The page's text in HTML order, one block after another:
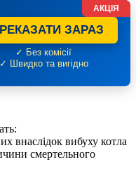
ЗАРАЗ
✓ Без комісії
✓ Швидко та вигідно
АКЦІЯ
внаслідок вибуху котла
смертельного